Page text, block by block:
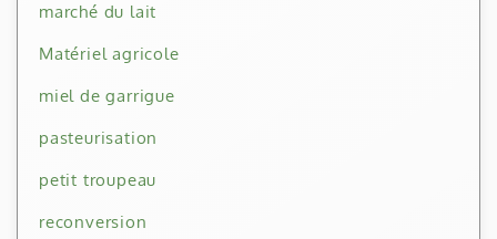
marché du lait
Matériel agricole
miel de garrigue
pasteurisation
petit troupeau
reconversion